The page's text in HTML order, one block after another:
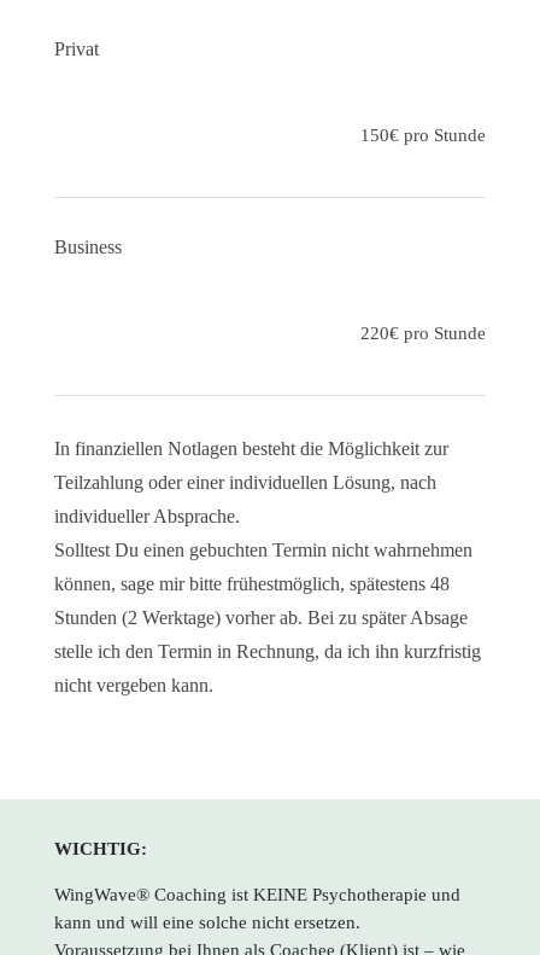
Privat
150€ pro Stunde
Business
220€ pro Stunde
In finanziellen Notlagen besteht die Möglichkeit zur
Teilzahlung oder einer individuellen Lösung, nach
individueller Absprache.
Solltest Du einen gebuchten Termin nicht wahrnehmen
können, sage mir bitte frühestmöglich, spätestens 48
Stunden (2 Werktage) vorher ab. Bei zu später Absage
stelle ich den Termin in Rechnung, da ich ihn kurzfristig
nicht vergeben kann.
WICHTIG:
WingWave® Coaching ist KEINE Psychotherapie und
kann und will eine solche nicht ersetzen.
Voraussetzung bei Ihnen als Coachee (Klient) ist – wie